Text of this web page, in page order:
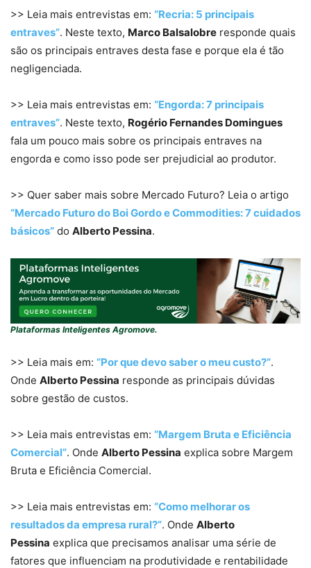
>> Leia mais entrevistas em: “Recria: 5 principais
entraves”. Neste texto, Marco Balsalobre responde quais
são os principais entraves desta fase e porque ela é tão
negligenciada.
>> Leia mais entrevistas em: “Engorda: 7 principais
entraves”. Neste texto, Rogério Fernandes Domingues
fala um pouco mais sobre os principais entraves na
engorda e como isso pode ser prejudicial ao produtor.
>> Quer saber mais sobre Mercado Futuro? Leia o artigo
“Mercado Futuro do Boi Gordo e Commodities: 7 cuidados
básicos” do Alberto Pessina.
Plataformas Inteligentes Agromove.
>> Leia mais em: “Por que devo saber o meu custo?”.
Onde Alberto Pessina responde as principais dúvidas
sobre gestão de custos.
>> Leia mais entrevistas em: “Margem Bruta e Eficiência
Comercial”. Onde Alberto Pessina explica sobre Margem
Bruta e Eficiência Comercial.
>> Leia mais entrevistas em: “Como melhorar os
resultados da empresa rural?”. Onde Alberto
Pessina explica que precisamos analisar uma série de
fatores que influenciam na produtividade e rentabilidade